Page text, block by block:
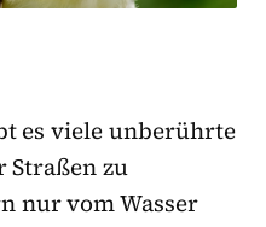
es viele unberührte
Straßen zu
nur vom Wasser